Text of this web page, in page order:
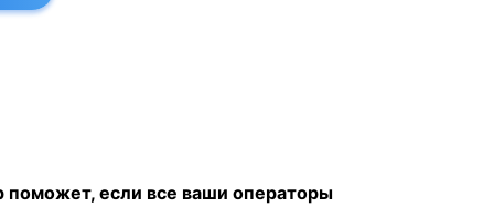
поможет, если все ваши операторы